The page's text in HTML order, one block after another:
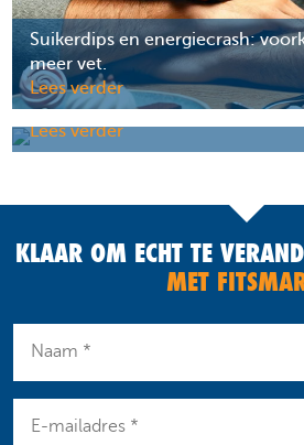
Suikerdips en energiecrash:
meer vet.
Van bananen word je dik
KLAAR OM ECHT TE
MET